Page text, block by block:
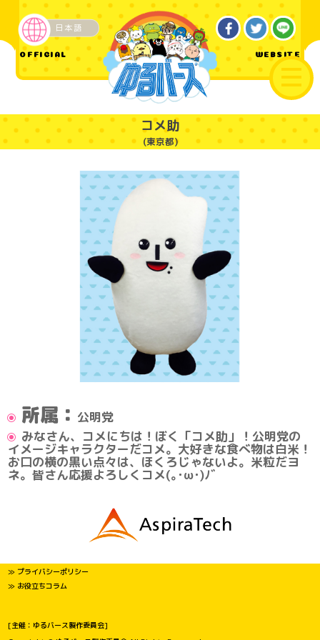
OFFICIAL WEBSITE
日本語
企業・その他
コメ助
(東京都)
所属： 公明党
みなさん、コメにちは！ぼく「コメ助」！公明党の
イメージキャラクターだコメ。大好きな食べ物は白米！
お口の横の黒い点々は、ほくろじゃないよ。米粒だヨ
ネ。皆さん応援よろしくコメ(｡･ω･)ﾉﾞ
≫ プライバシーポリシー
≫ お役立ちコラム
[主催：ゆるバース製作委員会]